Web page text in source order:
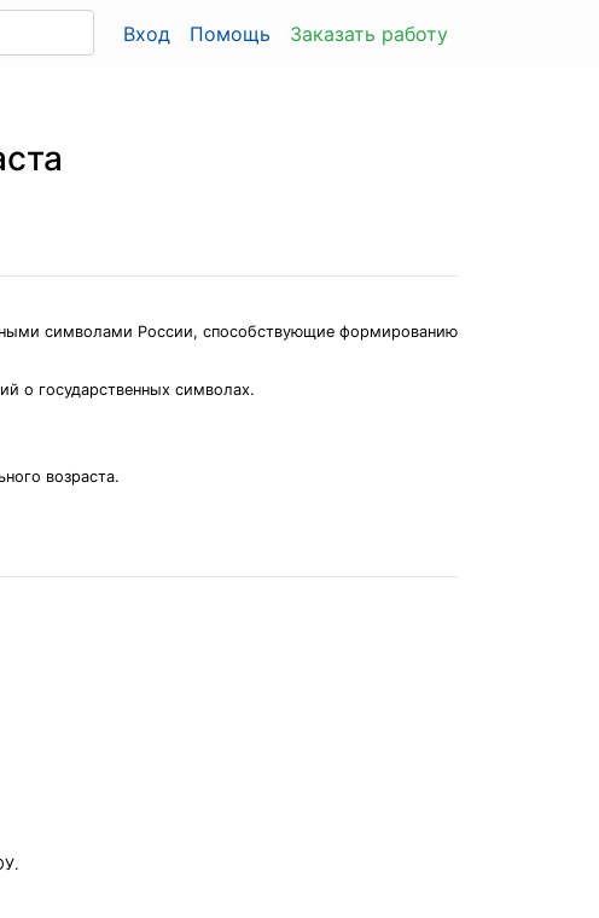
Вход Помощь Заказать работу
символами России, способствующие формированию
о государственных символах.
возраста.